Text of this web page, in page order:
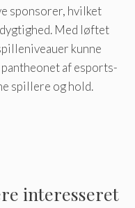
sponsorer, hvilket
Med løftet
kunne
af esports-
spillere og hold.
interesseret